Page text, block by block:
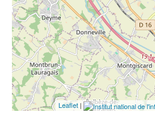
Leaflet |